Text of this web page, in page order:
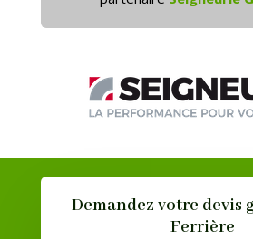
Demandez votre devis
Ferrière